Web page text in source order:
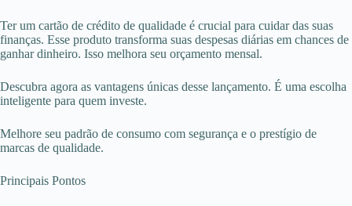
Ter um cartão de crédito de qualidade é crucial para cuidar das suas
finanças. Esse produto transforma suas despesas diárias em chances de
ganhar dinheiro. Isso melhora seu orçamento mensal.
Descubra agora as vantagens únicas desse lançamento. É uma escolha
inteligente para quem investe.
Melhore seu padrão de consumo com segurança e o prestígio de
marcas de qualidade.
Principais Pontos